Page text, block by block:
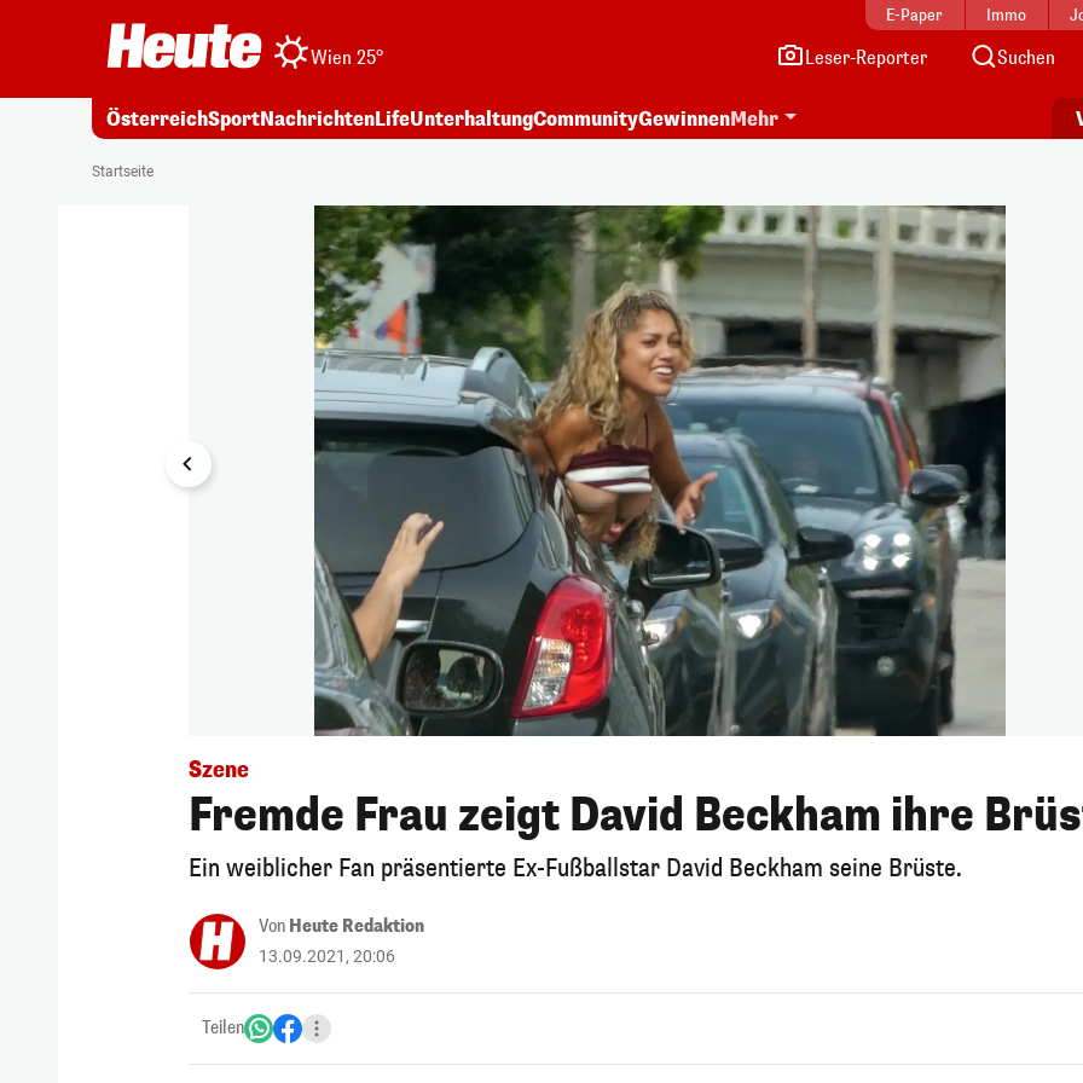
E-Paper Immo
Wien 25° Leser-Reporter Suchen
ÖsterreichSportNachrichtenLifeUnterhaltungCommunityGewinnenMehr
Startseite
Szene
Fremde Frau zeigt David Beckham ihre
Ein weiblicher Fan präsentierte Ex-Fußballstar David Beckham seine Brüste.
Von Heute Redaktion
13.09.2021, 20:06
Teilen